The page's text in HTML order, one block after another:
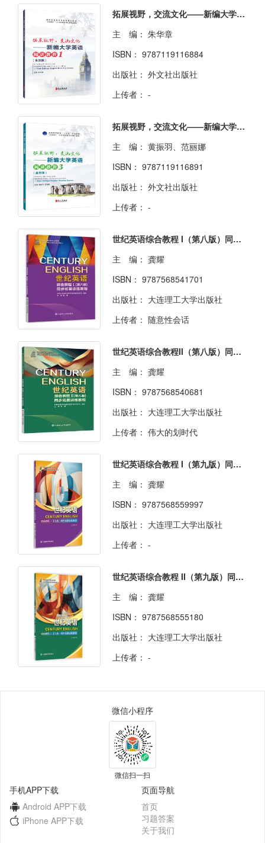
拓展视野，交流文化——新编大学英语阅读教程1（双色）（含微课）
主 编： 朱华章
ISBN： 9787119116884
出版社： 外文社出版社
上传者： -
拓展视野，交流文化——新编大学英语阅读教程3（双色）（含微课）
主 编： 黄振羽、范丽娜
ISBN： 9787119116891
出版社： 外文社出版社
上传者： -
世纪英语综合教程 I（第八版）同步拓展训练教程
主 编： 龚耀
ISBN： 9787568541701
出版社： 大连理工大学出版社
上传者： 随意性会话
世纪英语综合教程II（第八版）同步拓展训练教程
主 编： 龚耀
ISBN： 9787568540681
出版社： 大连理工大学出版社
上传者： 伟大的划时代
世纪英语综合教程 I（第九版）同步拓展训练教程
主 编： 龚耀
ISBN： 9787568559997
出版社： 大连理工大学出版社
上传者： -
世纪英语综合教程 II（第九版）同步拓展训练教程
主 编： 龚耀
ISBN： 9787568555180
出版社： 大连理工大学出版社
上传者： -
微信小程序
微信扫一扫
手机APP下载
Android APP下载
iPhone APP下载
页面导航
首页
习题答案
关于我们